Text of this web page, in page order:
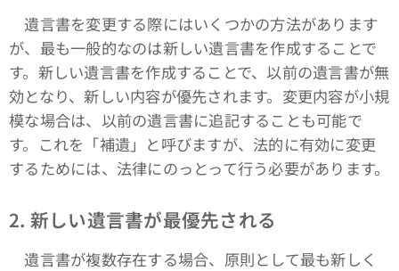
遺言書を変更する際にはいくつかの方法があります
が、最も一般的なのは新しい遺言書を作成することで
す。新しい遺言書を作成することで、以前の遺言書が無
効となり、新しい内容が優先されます。変更内容が小規
模な場合は、以前の遺言書に追記することも可能で
す。これを「補遺」と呼びますが、法的に有効に変更
するためには、法律にのっとって行う必要があります。
2. 新しい遺言書が最優先される
遺言書が複数存在する場合、原則として最も新しく